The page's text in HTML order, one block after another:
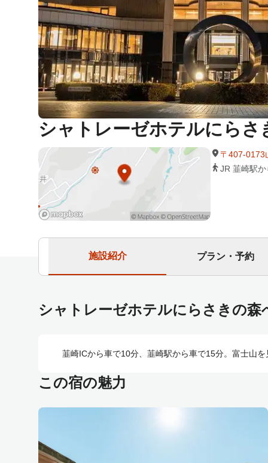
シャトレーゼホテルにらさ
〒407-0173
JR 韮崎駅
施設紹介 プラン・予約
シャトレーゼホテルにらさきの森
韮崎ICから車で10分、韮崎駅から車で15分。富士山
この宿の魅力